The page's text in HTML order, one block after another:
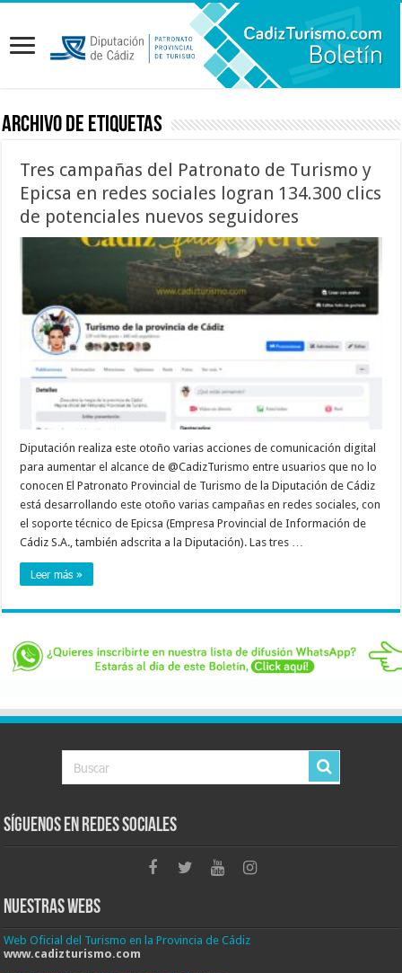
Archivo de etiquetas
Tres campañas del Patronato de Turismo y
Epicsa en redes sociales logran 134.300 clics
de potenciales nuevos seguidores
Diputación realiza este otoño varias acciones de comunicación digital
para aumentar el alcance de @CadizTurismo entre usuarios que no lo
conocen El Patronato Provincial de Turismo de la Diputación de Cádiz
está desarrollando este otoño varias campañas en redes sociales, con
el soporte técnico de Epicsa (Empresa Provincial de Información de
Cádiz S.A., también adscrita a la Diputación). Las tres …
Leer más »
Síguenos en Redes Sociales
Nuestras Webs
Web Oficial del Turismo en la Provincia de Cádiz
www.cadizturismo.com